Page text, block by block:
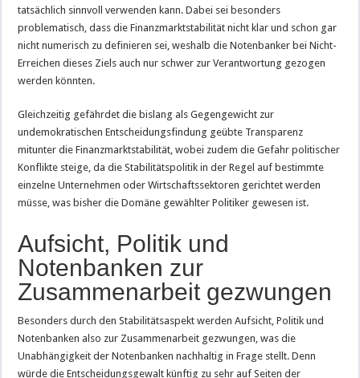
tatsächlich sinnvoll verwenden kann. Dabei sei besonders
problematisch, dass die Finanzmarktstabilität nicht klar und schon gar
nicht numerisch zu definieren sei, weshalb die Notenbanker bei Nicht-
Erreichen dieses Ziels auch nur schwer zur Verantwortung gezogen
werden könnten.
Gleichzeitig gefährdet die bislang als Gegengewicht zur
undemokratischen Entscheidungsfindung geübte Transparenz
mitunter die Finanzmarktstabilität, wobei zudem die Gefahr politischer
Konflikte steige, da die Stabilitätspolitik in der Regel auf bestimmte
einzelne Unternehmen oder Wirtschaftssektoren gerichtet werden
müsse, was bisher die Domäne gewählter Politiker gewesen ist.
Aufsicht, Politik und
Notenbanken zur
Zusammenarbeit gezwungen
Besonders durch den Stabilitätsaspekt werden Aufsicht, Politik und
Notenbanken also zur Zusammenarbeit gezwungen, was die
Unabhängigkeit der Notenbanken nachhaltig in Frage stellt. Denn
würde die Entscheidungsgewalt künftig zu sehr auf Seiten der